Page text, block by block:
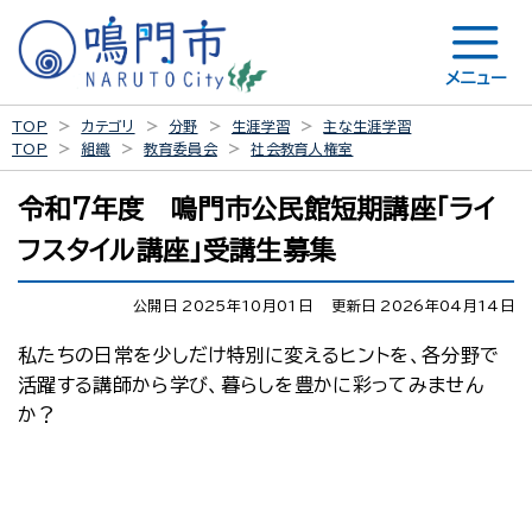
メニュー
TOP カテゴリ 分野 生涯学習
主な生涯学習
TOP
組織 教育委員会 社会教育人権室
令和7年度 鳴門市公民館短期講座「ライ
フスタイル講座」受講生募集
公開日 2025年10月01日 更新日 2026年04月14日
私たちの日常を少しだけ特別に変えるヒントを、各分野で
活躍する講師から学び、暮らしを豊かに彩ってみません
か？